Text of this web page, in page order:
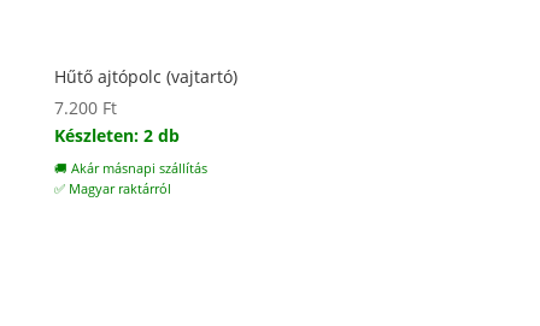
Hűtő ajtópolc (vajtartó)
7.200 Ft
Készleten: 2 db
🚚 Akár másnapi szállítás
✅ Magyar raktárról